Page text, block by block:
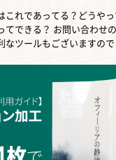
これであってる？どうやっ
てできる？ お問い合わせ
なツールもございますので